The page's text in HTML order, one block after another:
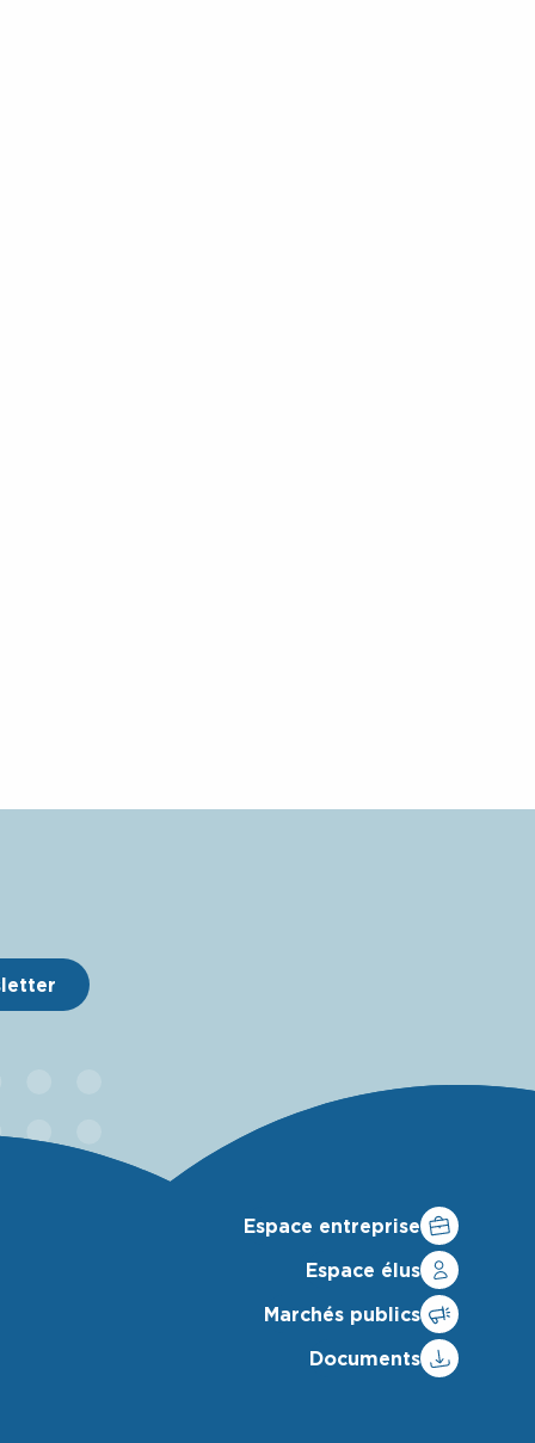
Espace entreprise
Espace élus
Marchés publics
Documents